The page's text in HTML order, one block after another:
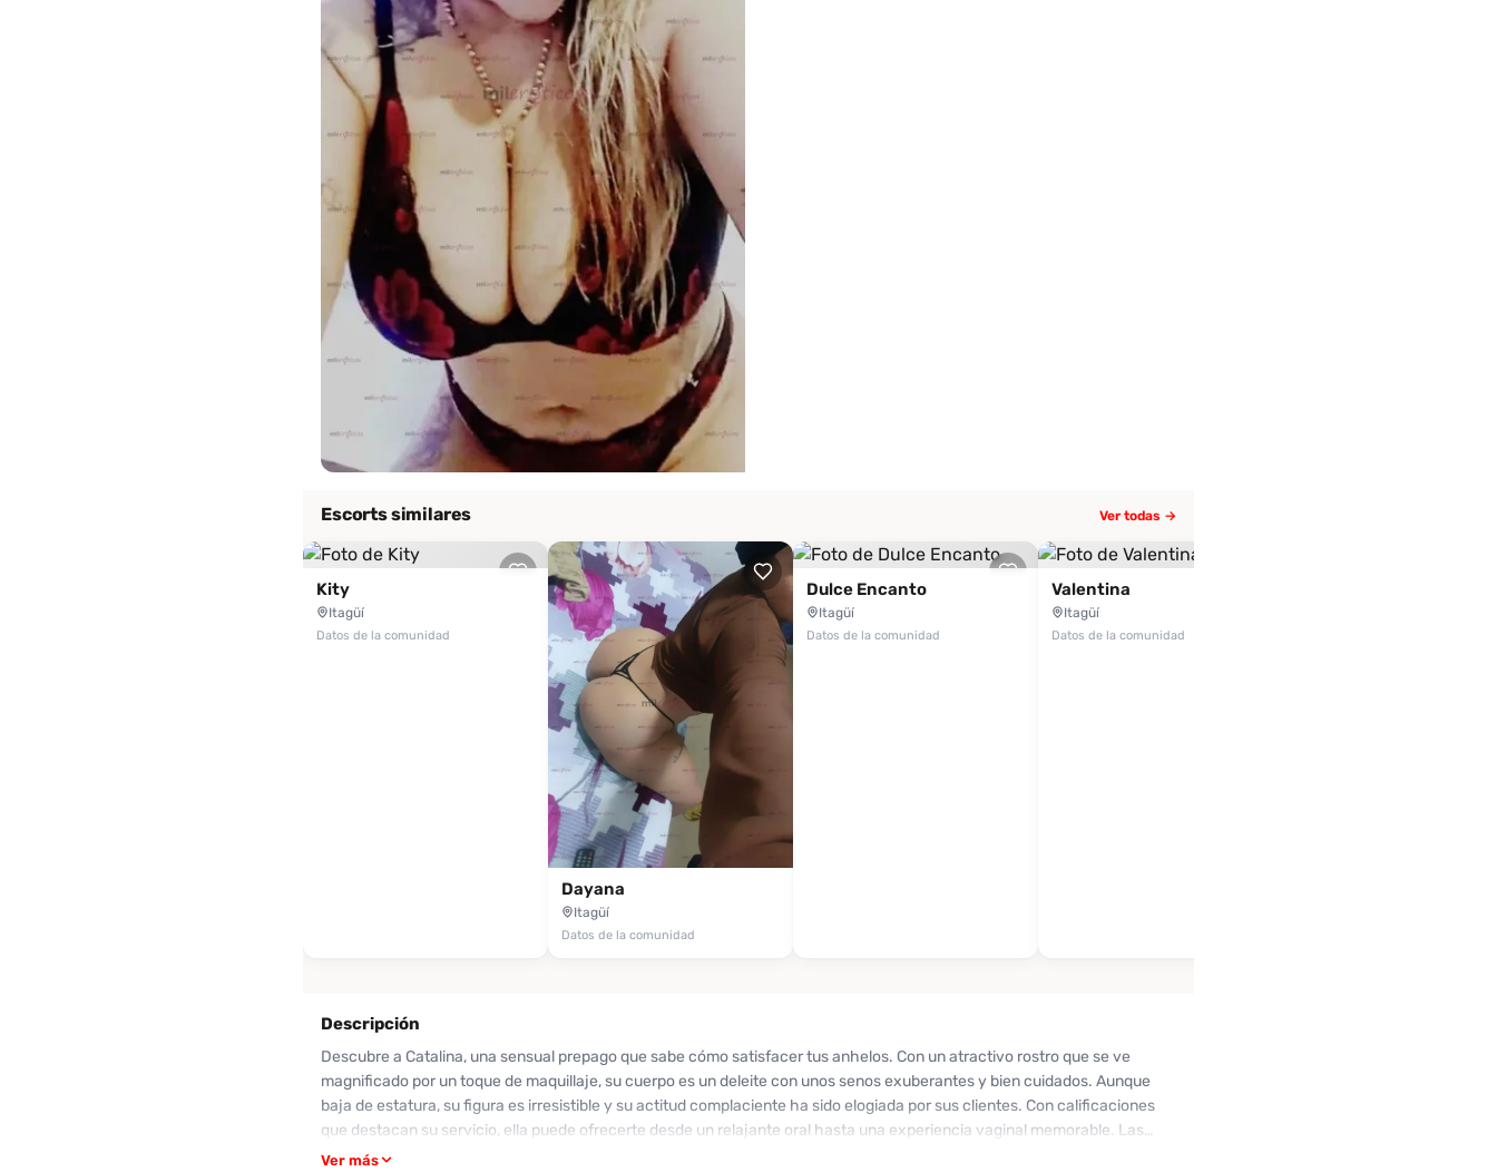
Escorts similares Ver todas →
Kity
Itagüí
Datos de la comunidad
Dayana
Itagüí
Datos de la comunidad
Dulce Encanto
Itagüí
Datos de la comunidad
Valentina
Itagüí
Datos de la comunidad
Descripción
Descubre a Catalina, una sensual prepago que sabe cómo satisfacer tus anhelos. Con un atractivo rostro que se ve
magnificado por un toque de maquillaje, su cuerpo es un deleite con unos senos exuberantes y bien cuidados. Aunque
baja de estatura, su figura es irresistible y su actitud complaciente ha sido elogiada por sus clientes. Con calificaciones
que destacan su servicio, ella puede ofrecerte desde un relajante oral hasta una experiencia vaginal memorable. Las
reseñas de sus encuentros han resaltado su dedicación y atención, asegurando momentos de placer y disfrute sin igual.
Ver más